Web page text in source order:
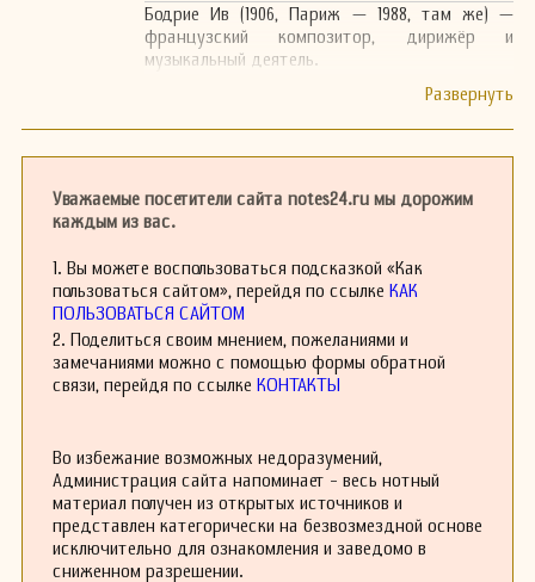
Бодрие Ив (1906, Париж — 1988, там же) —
французский композитор, дирижёр и
музыкальный деятель.
Уважаемые посетители сайта notes24.ru мы дорожим
каждым из вас.
1. Вы можете воспользоваться подсказкой «Как
пользоваться сайтом», перейдя по ссылке КАК
ПОЛЬЗОВАТЬСЯ САЙТОМ
2. Поделиться своим мнением, пожеланиями и
замечаниями можно с помощью формы обратной
связи, перейдя по ссылке КОНТАКТЫ
Во избежание возможных недоразумений,
Администрация сайта напоминает - весь нотный
материал получен из открытых источников и
представлен категорически на безвозмездной основе
исключительно для ознакомления и заведомо в
сниженном разрешении.